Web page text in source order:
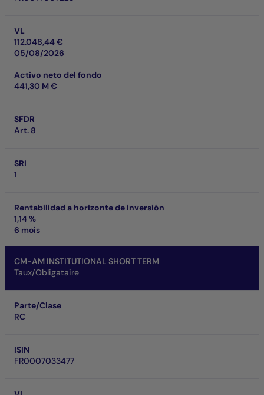
VL
112.048,44 €
05/08/2026
Activo neto del fondo
441,30 M €
SFDR
Art. 8
SRI
1
Rentabilidad a horizonte de inversión
1,14 %
6 mois
CM-AM INSTITUTIONAL SHORT TERM
Taux/Obligataire
Parte/Clase
RC
ISIN
FR0007033477